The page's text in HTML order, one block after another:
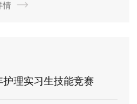
情
理实习生技能竞赛